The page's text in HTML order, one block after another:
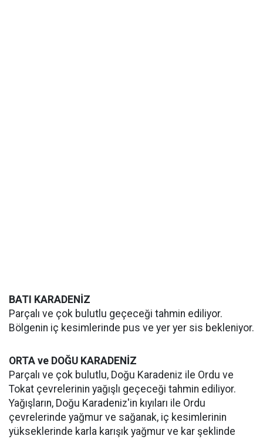
BATI KARADENİZ
Parçalı ve çok bulutlu geçeceği tahmin ediliyor.
Bölgenin iç kesimlerinde pus ve yer yer sis bekleniyor.
ORTA ve DOĞU KARADENİZ
Parçalı ve çok bulutlu, Doğu Karadeniz ile Ordu ve
Tokat çevrelerinin yağışlı geçeceği tahmin ediliyor.
Yağışların, Doğu Karadeniz'in kıyıları ile Ordu
çevrelerinde yağmur ve sağanak, iç kesimlerinin
yükseklerinde karla karışık yağmur ve kar şeklinde